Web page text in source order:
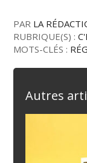
PAR LA
RUBRIQUE(S) :
MOTS-CLÉS :
Autres